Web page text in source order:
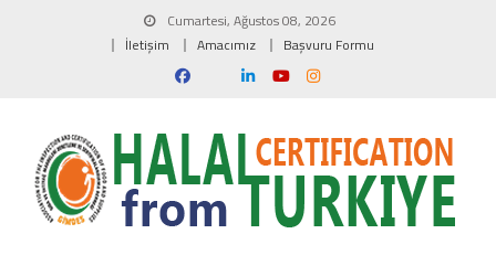
Cumartesi, Ağustos 08, 2026
İletişim
Amacımız Başvuru Formu